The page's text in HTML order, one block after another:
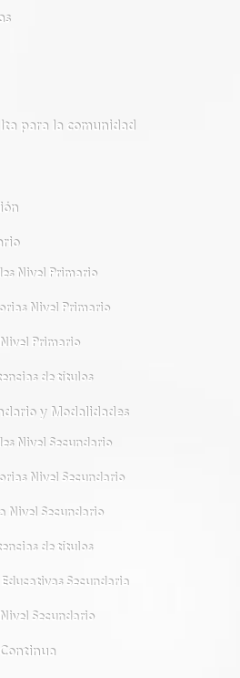
para la comunidad
Nivel Primario
Nivel Primario
Primario
de títulos
y Modalidades
Nivel Secundario
Nivel Secundario
Nivel Secundario
de títulos
Educativas Secundaria
Secundario